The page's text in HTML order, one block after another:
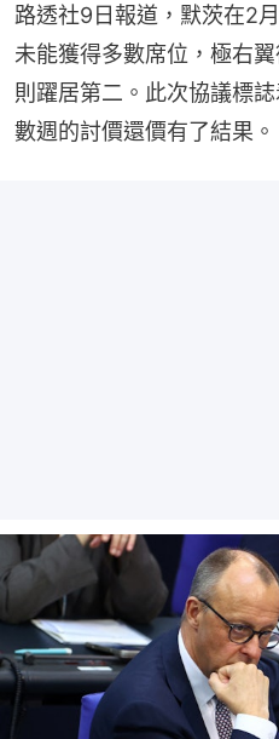
路透社9日報道，默茨在2
未能獲得多數席位，極右
則躍居第二。此次協議標
數週的討價還價有了結果。